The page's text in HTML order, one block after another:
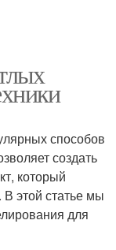
способов
создать
который
этой статье мы
для